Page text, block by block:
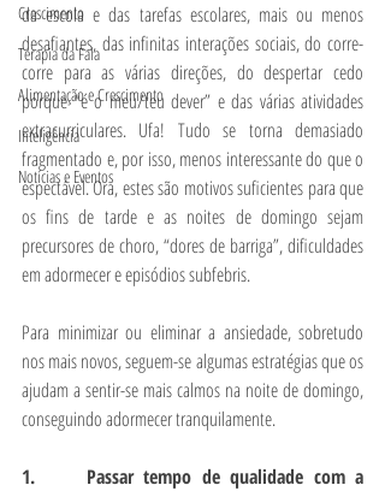
Crescimento
Terapia da Fala
Alimentação e Crescimento
Inteligência
Notícias e Eventos
da escola e das tarefas escolares, mais ou menos
desafiantes, das infinitas interações sociais, do corre-
corre para as várias direções, do despertar cedo
porque “é o meu/teu dever” e das várias atividades
extracurriculares. Ufa! Tudo se torna demasiado
fragmentado e, por isso, menos interessante do que o
espectável. Ora, estes são motivos suficientes para que
os fins de tarde e as noites de domingo sejam
precursores de choro, “dores de barriga”, dificuldades
em adormecer e episódios subfebris.
Para minimizar ou eliminar a ansiedade, sobretudo
nos mais novos, seguem-se algumas estratégias que os
ajudam a sentir-se mais calmos na noite de domingo,
conseguindo adormecer tranquilamente.
1.     Passar tempo de qualidade com a